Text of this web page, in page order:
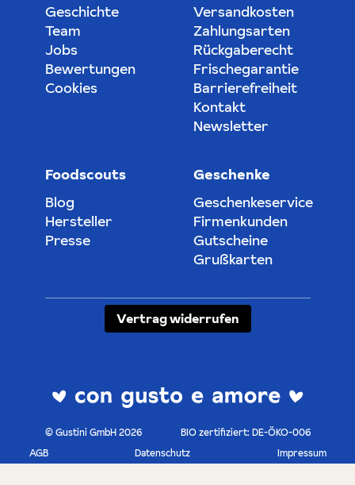
Geschichte
Team
Jobs
Bewertungen
Cookies
Versandkosten
Zahlungsarten
Rückgaberecht
Frischegarantie
Barrierefreiheit
Kontakt
Newsletter
Foodscouts
Blog
Hersteller
Presse
Geschenke
Geschenkeservice
Firmenkunden
Gutscheine
Grußkarten
Vertrag widerrufen
© Gustini GmbH 2026
BIO zertifiziert: DE-ÖKO-006
AGB
Datenschutz Impressum